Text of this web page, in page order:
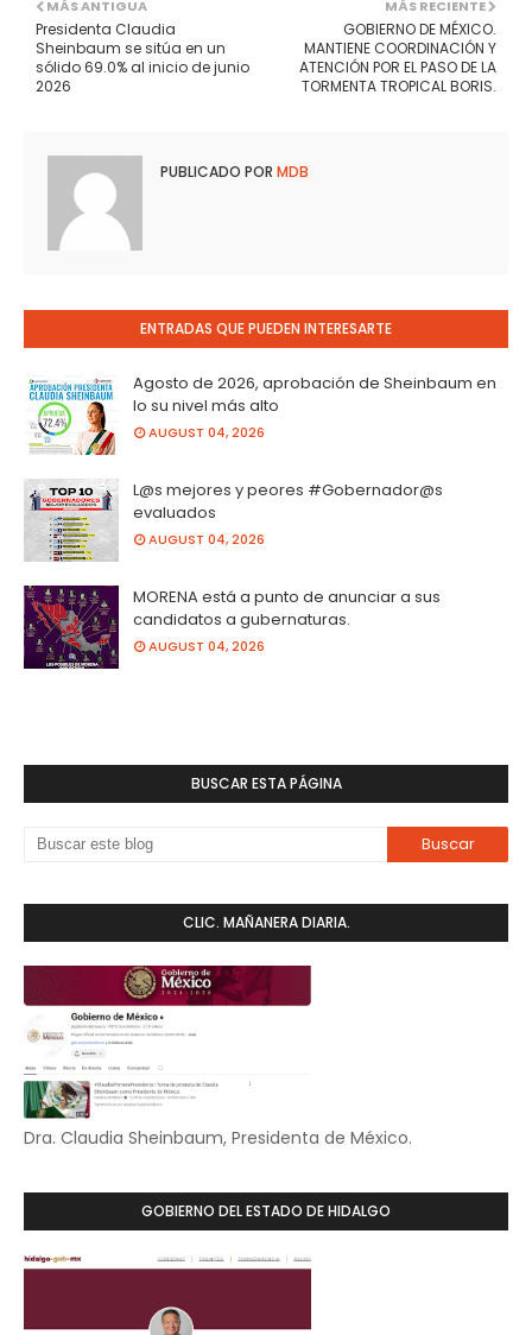
MÁS RECIENTE
GOBIERNO DE MÉXICO.
MANTIENE COORDINACIÓN Y
ATENCIÓN POR EL PASO DE LA
TORMENTA TROPICAL BORIS.
MÁS ANTIGUA
Presidenta Claudia
Sheinbaum se sitúa en un
sólido 69.0% al inicio de junio
2026
PUBLICADO POR MDB
ENTRADAS QUE PUEDEN INTERESARTE
Agosto de 2026, aprobación de Sheinbaum en
lo su nivel más alto
AUGUST 04, 2026
L@s mejores y peores #Gobernador@s
evaluados
AUGUST 04, 2026
MORENA está a punto de anunciar a sus
candidatos a gubernaturas.
AUGUST 04, 2026
BUSCAR ESTA PÁGINA
CLIC. MAÑANERA DIARIA.
Dra. Claudia Sheinbaum, Presidenta de México.
GOBIERNO DEL ESTADO DE HIDALGO